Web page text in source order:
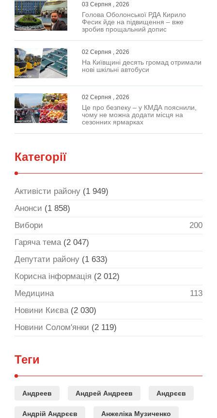
03 Серпня , 2026
Голова Оболонської РДА Кирило
Фесик йде на підвищення – вже
зробив прощальний допис
02 Серпня , 2026
На Київщині десять громад отримали
нові шкільні автобуси
02 Серпня , 2026
Це про безпеку – у КМДА пояснили,
чому не можна додати місця на
сезонних ярмарках
Категорії
Активісти району (1 949)
Анонси (1 858)
Вибори
200
Гаряча тема(2 047)
Депутати району (1 633)
Корисна інформація (2 012)
Медицина
113
Новини Києва(2 030)
Новини Солом'янки (2 119)
Теги
Андреев Андрей Андреев Андрєєв
Андрій Андрєєв Анжеліка Музиченко